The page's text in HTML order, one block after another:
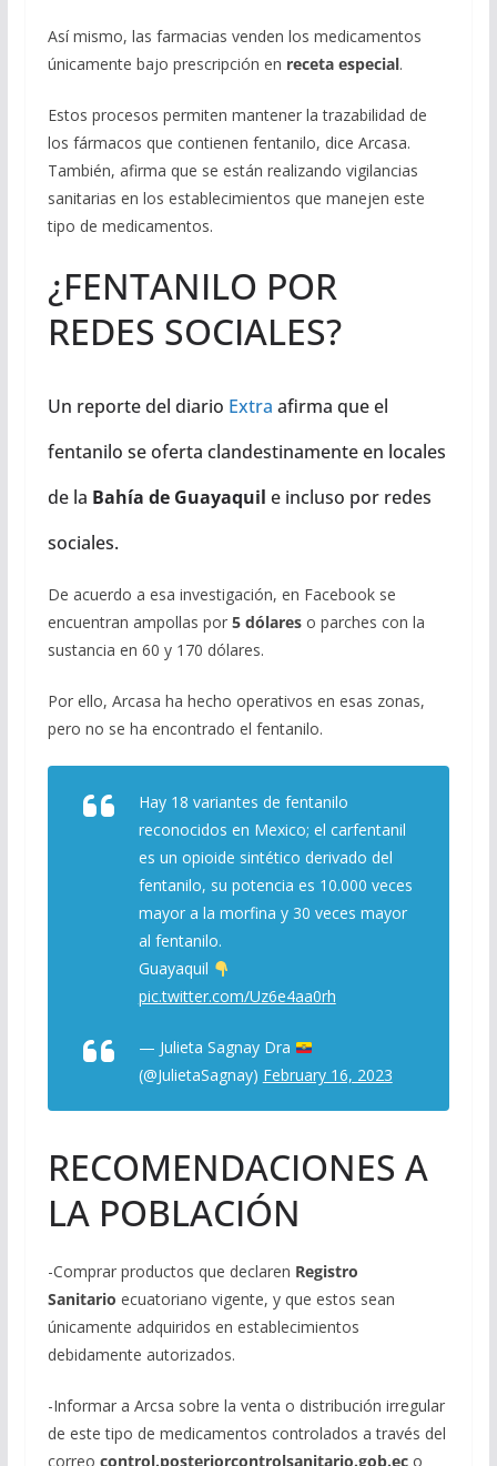
Así mismo, las farmacias venden los medicamentos
únicamente bajo prescripción en receta especial.
Estos procesos permiten mantener la trazabilidad de
los fármacos que contienen fentanilo, dice Arcasa.
También, afirma que se están realizando vigilancias
sanitarias en los establecimientos que manejen este
tipo de medicamentos.
¿FENTANILO POR
REDES SOCIALES?
Un reporte del diario Extra afirma que el
fentanilo se oferta clandestinamente en locales
de la Bahía de Guayaquil e incluso por redes
sociales.
De acuerdo a esa investigación, en Facebook se
encuentran ampollas por 5 dólareso parches con la
sustancia en 60 y 170 dólares.
Por ello, Arcasa ha hecho operativos en esas zonas,
pero no se ha encontrado el fentanilo.
Hay 18 variantes de fentanilo
reconocidos en Mexico; el carfentanil
es un opioide sintético derivado del
fentanilo, su potencia es 10.000 veces
mayor a la morfina y 30 veces mayor
al fentanilo.
Guayaquil
pic.twitter.com/Uz6e4aa0rh
— Julieta Sagnay Dra
(@JulietaSagnay) February 16, 2023
RECOMENDACIONES A
LA POBLACIÓN
-Comprar productos que declaren Registro
Sanitario ecuatoriano vigente, y que estos sean
únicamente adquiridos en establecimientos
debidamente autorizados.
-Informar a Arcsa sobre la venta o distribución irregular
de este tipo de medicamentos controlados a través del
correo control.posteriorcontrolsanitario.gob.ec o